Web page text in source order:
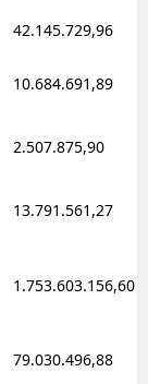
42.145.729,96
10.684.691,89
2.507.875,90
13.791.561,27
1.753.603.156,60
79.030.496,88